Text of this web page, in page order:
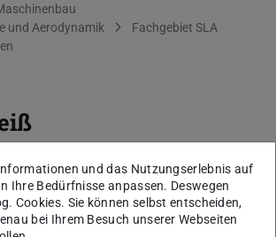
und Aerodynamik
Fachgebiet SLA
und das Nutzungserlebnis auf
Ihre Bedürfnisse anpassen. Deswegen
Cookies. Sie können selbst entscheiden,
bei Ihrem Besuch unserer Webseiten